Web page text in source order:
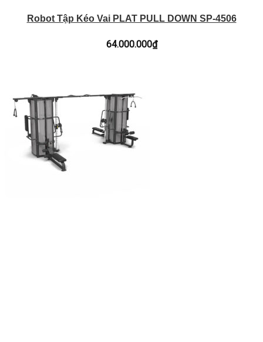
Robot Tập Kéo Vai PLAT PULL DOWN SP-4506
64.000.000₫